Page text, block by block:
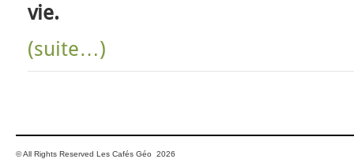
vie.
(suite…)
© All Rights Reserved Les Cafés Géo 2026